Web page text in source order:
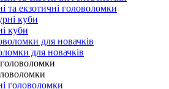
та екзотичні головоломки
куби
для новачків
головоломки